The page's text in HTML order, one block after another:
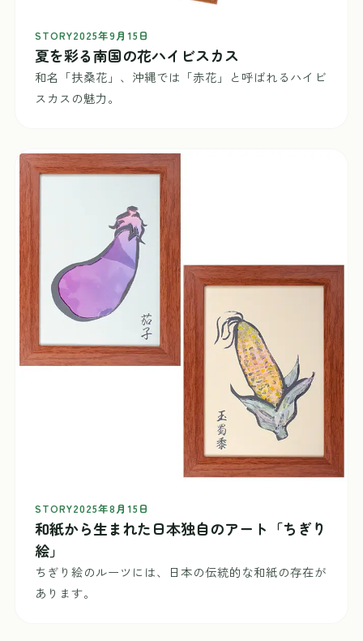
STORY2025年9月15日
夏を彩る南国の花ハイビスカス
和名「扶桑花」、沖縄では「赤花」と呼ばれるハイビ
スカスの魅力。
STORY2025年8月15日
和紙から生まれた日本独自のアート「ちぎり
絵」
ちぎり絵のルーツには、日本の伝統的な和紙の存在が
あります。